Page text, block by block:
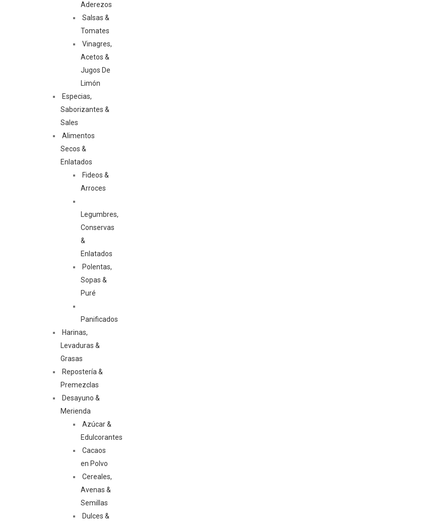
Aderezos
Salsas &
Tomates
Vinagres,
Acetos &
Jugos De
Limón
Especias,
Saborizantes &
Sales
Alimentos
Secos &
Enlatados
Fideos &
Arroces
Legumbres,
Conservas
&
Enlatados
Polentas,
Sopas &
Puré
Panificados
Harinas,
Levaduras &
Grasas
Repostería &
Premezclas
Desayuno &
Merienda
Azúcar &
Edulcorantes
Cacaos
en Polvo
Cereales,
Avenas &
Semillas
Dulces &